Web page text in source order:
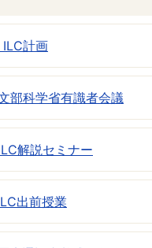
計画
部科学省有識者会議
解説セミナー
出前授業